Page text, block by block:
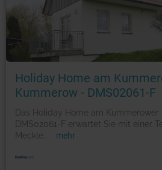
Holiday Home am
Kummerow - DMS02061-F
Das Holiday Home am
DMS02061-F erwartet Sie mit einer
Meckle
mehr